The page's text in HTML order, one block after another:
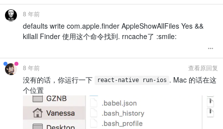
8 年前
defaults write com.apple.finder AppleShowAllFiles Yes &&
killall Finder 使用这个命令找到. rncache了 :smile:
8 年前 查看原回复
没有的话，你运行一下 react-native run-ios . Mac 的话在这
个位置